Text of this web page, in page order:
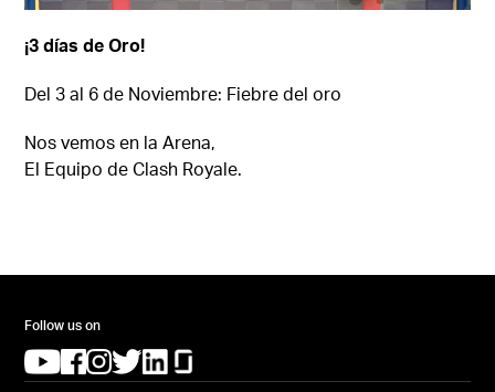
¡3 días de Oro!
Del 3 al 6 de Noviembre: Fiebre del oro
Nos vemos en la Arena,
El Equipo de Clash Royale.
Follow us on
(opens in a new tab)
(opens in a new tab)
(opens in a new tab)
(opens in a new tab)
(opens in a new tab)